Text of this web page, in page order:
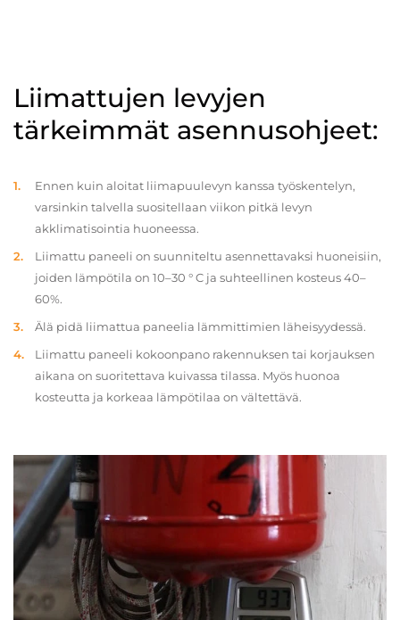
Liimattujen levyjen
tärkeimmät asennusohjeet:
Ennen kuin aloitat liimapuulevyn kanssa työskentelyn,
varsinkin talvella suositellaan viikon pitkä levyn
akklimatisointia huoneessa.
Liimattu paneeli on suunniteltu asennettavaksi huoneisiin,
joiden lämpötila on 10–30 ° C ja suhteellinen kosteus 40–
60%.
Älä pidä liimattua paneelia lämmittimien läheisyydessä.
Liimattu paneeli kokoonpano rakennuksen tai korjauksen
aikana on suoritettava kuivassa tilassa. Myös huonoa
kosteutta ja korkeaa lämpötilaa on vältettävä.